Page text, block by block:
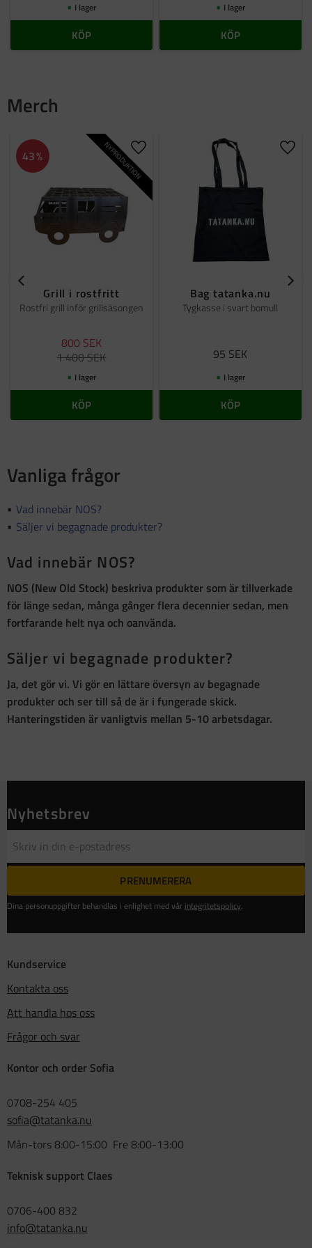
I lager
KÖP
I lager
KÖP
Merch
Grill i rostfritt
Rostfri grill inför grillsäsongen
800 SEK
1 400SEK
43% NYPRODUKTIONLägg till i favoriter
I lager
KÖP
Bag tatanka.nu
Tygkasse i svart bomull
95 SEK
I lager
KÖP
Vanliga frågor
Vad innebär NOS?
Säljer vi begagnade produkter?
Vad innebär NOS?
NOS (New Old Stock) beskriva produkter som ärtillverkade
för länge sedan, många gånger flera decennier sedan, men
fortfarande helt nya och oanvända.
Säljer vi begagnade produkter?
Ja, det gör vi. Vi gör en lättare översyn av begagnade
produkter och ser till så de är i fungerade skick.
Hanteringstiden är vanligtvis mellan 5-10 arbetsdagar.
Nyhetsbrev
PRENUMERERA
Dina personuppgifter behandlas i enlighet med vår integritetspolicy.
Kundservice
Kontakta oss
Att handla hos oss
Frågor och svar
Kontor och order Sofia
0708-254 405
sofia@tatanka.nu
Mån-tors 8:00-15:00 Fre 8:00-13:00
Teknisk support Claes
0706-400 832
info@tatanka.nu